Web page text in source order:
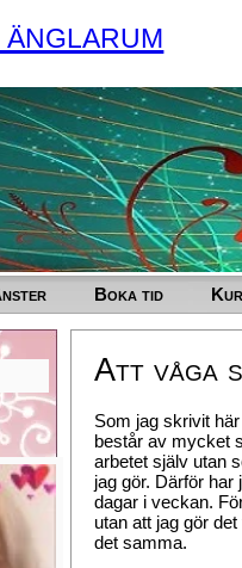
Boka tid
Att våga
Som jag skrivit
består av mycket
arbetet själv utan
jag gör. Därför
dagar i veckan.
utan att jag gör
det samma.